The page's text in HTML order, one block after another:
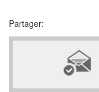
Partager: